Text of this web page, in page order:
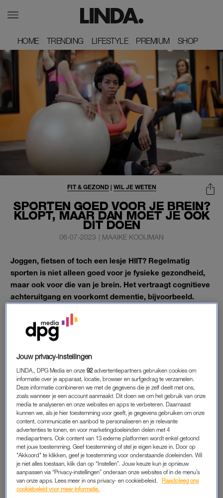
HOME
HOME TRENDING
TRENDING LIFESTYLE
LIFESTYLE PREMIUM
PREMIUM SHOP
SHOP
SPORTEN GOED VOOR JE BREIN?
KLOPT, MAAR DAN MOET JE ÓÓK
DIT DOEN
FIT & GEZOND| WIL JE WETEN
06-07-2023 | MAAIKE KOOIJMAN
Joggen, fietsen of toch een lesje HIIT? Regelmatig
sporten is niet alleen goed voor je fysieke gezondheid,
maar ook voor die van je brein. Het vertraagt cognitieve
achteruitgang en voorkomt dementie, bijvoorbeeld.
Maar die effecten van sporten op het brein worden teniet
gedaan als je niet óók genoeg slaapt, blijkt uit nieuw
onderzoek.
SPORTEN, MAAR NIET SLAPEN
Onderzoekers van het Institute of Epidemiology & Health Care
van University College London ontdekten dat het brein van
mensen mensen die vaak sporten, maar weinig (gemiddeld
minder dan zes uur) slapen zelfs sneller achteruitgaat dan dat
van mensen die weinig sporten. De onderzoekers waren zelf
ook verrast dat regelmatig bewegen niet altijd voldoende is om
de langetermijneffecten van slaaptekort tegen te gaan.
Mensen die veel sporten en ook tussen de zes en acht uur per
dag slapen, zijn cognitief juist beter dan leeftijdsgenoten
Jouw privacy-instellingen
LINDA., DPG Media en onze92 advertentiepartners gebruiken cookies om
informatie over je apparaat, locatie, browser en surfgedrag te verzamelen.
Deze informatie combineren we met de gegevens die je zelf deelt met ons,
zoals wanneer je een account aanmaakt. Dit doen we om het gebruik van onze
media te analyseren en onze websites en apps te verbeteren. Daarnaast
kunnen we, als je hier toestemming voor geeft, je gegevens gebruiken om onze
content, communicatie en aanbod te personaliseren en je relevante
advertenties te tonen, en voor marketingdoeleinden delen met 4
mediapartners. Ook content van 13 externe platformen wordt enkel getoond
met jouw toestemming. Geef toestemming of stel je eigen keuze in. Door op
"Akkoord" te klikken, geef je toestemming voor onderstaande doeleinden. Wil
je niet alles toestaan, klik dan op “Instellen”. Jouw keuze kun je opnieuw
aanpassen via “Privacy-instellingen” onderaan onze websites of in de menu’s
van onze apps. Lees meer in ons privacy- en cookiebeleid.
Raadpleeg ons
cookiebeleid voor meer informatie.